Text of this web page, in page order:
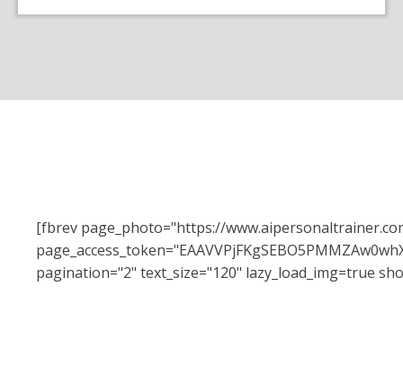
[fbrev page_photo="https://
pagination="2" text_size="120" lazy_load_img=true